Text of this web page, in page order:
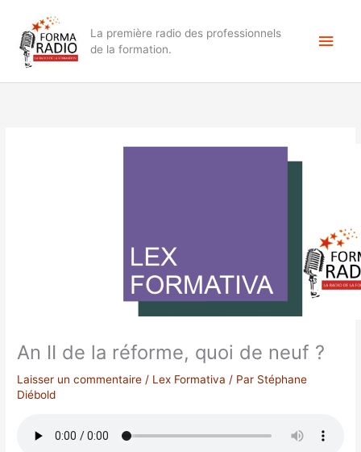
contenu
La première radio des professionnels
de la formation.
An II de la réforme, quoi de neuf ?
Laisser un commentaire / Lex Formativa / Par Stéphane
Diébold